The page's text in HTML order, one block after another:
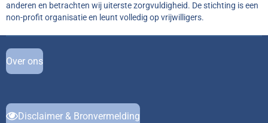
anderen en betrachten wij uiterste zorgvuldigheid. De stichting is een
non-profit organisatie en leunt volledig op vrijwilligers.
Over ons
Disclaimer & Bronvermelding